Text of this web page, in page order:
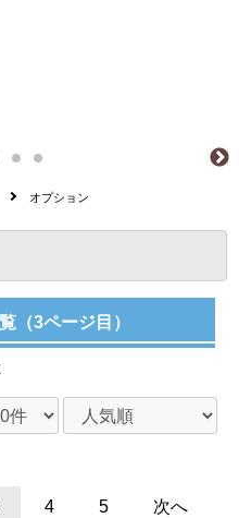
オプション
（3ページ目）
4 5 次へ